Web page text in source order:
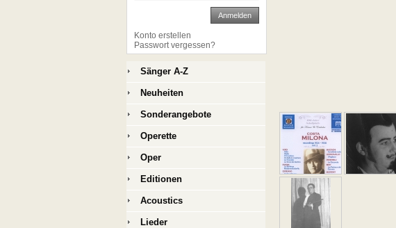
Anmelden
Konto erstellen
Passwort vergessen?
Sänger A-Z
Neuheiten
Sonderangebote
Operette
Oper
Editionen
Acoustics
Lieder